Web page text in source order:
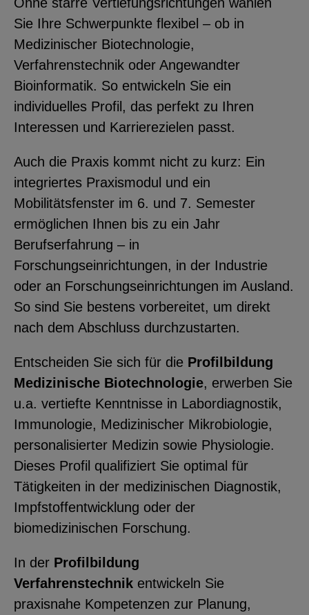
Ohne starre Vertiefungsrichtungen wählen
Sie Ihre Schwerpunkte flexibel – ob in
Medizinischer Biotechnologie,
Verfahrenstechnik oder Angewandter
Bioinformatik. So entwickeln Sie ein
individuelles Profil, das perfekt zu Ihren
Interessen und Karrierezielen passt.
Auch die Praxis kommt nicht zu kurz: Ein
integriertes Praxismodul und ein
Mobilitätsfenster im 6. und 7. Semester
ermöglichen Ihnen bis zu ein Jahr
Berufserfahrung – in
Forschungseinrichtungen, in der Industrie
oder an Forschungseinrichtungen im Ausland.
So sind Sie bestens vorbereitet, um direkt
nach dem Abschluss durchzustarten.
Entscheiden Sie sich für die Profilbildung
Medizinische Biotechnologie, erwerben Sie
u.a. vertiefte Kenntnisse in Labordiagnostik,
Immunologie, Medizinischer Mikrobiologie,
personalisierter Medizin sowie Physiologie.
Dieses Profil qualifiziert Sie optimal für
Tätigkeiten in der medizinischen Diagnostik,
Impfstoffentwicklung oder der
biomedizinischen Forschung.
In der Profilbildung
Verfahrenstechnik entwickeln Sie
praxisnahe Kompetenzen zur Planung,